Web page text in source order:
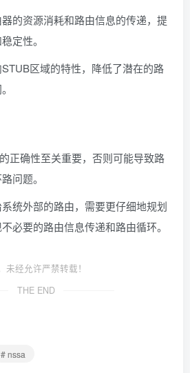
的资源消耗和路由信息的传递，提
定性。
区域的特性，降低了潜在的路
正确性至关重要，否则可能导致路
问题。
统外部的路由，需要更仔细地规划
必要的路由信息传递和路由循环。
未经允许严禁转载！
THE END
# nssa